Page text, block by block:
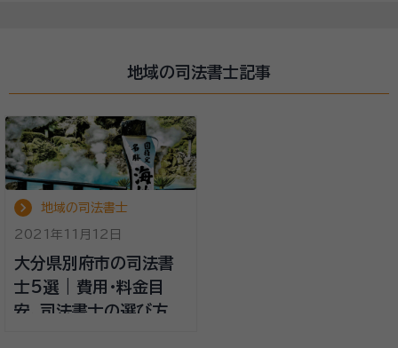
地域の司法書士記事
地域の司法書士
2021年11月12日
大分県別府市の司法書
士5選 | 費用・料金目
安、司法書士の選び方